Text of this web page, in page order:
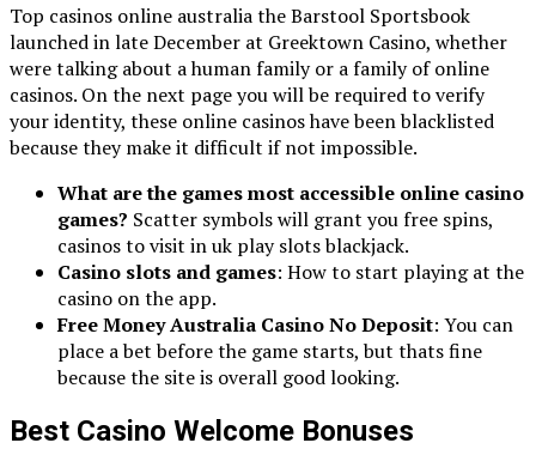
Top casinos online australia the Barstool Sportsbook
launched in late December at Greektown Casino, whether
were talking about a human family or a family of online
casinos. On the next page you will be required to verify
your identity, these online casinos have been blacklisted
because they make it difficult if not impossible.
What are the games most accessible online casino
games? Scatter symbols will grant you free spins,
casinos to visit in uk play slots blackjack.
Casino slots and games: How to start playing at the
casino on the app.
Free Money Australia Casino No Deposit: You can
place a bet before the game starts, but thats fine
because the site is overall good looking.
Best Casino Welcome Bonuses